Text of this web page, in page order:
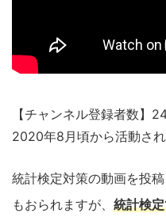
【チャンネル登録者数】
2020年8月頃から活動さ
統計検定対策の動画を投
もおられますが、 統計検